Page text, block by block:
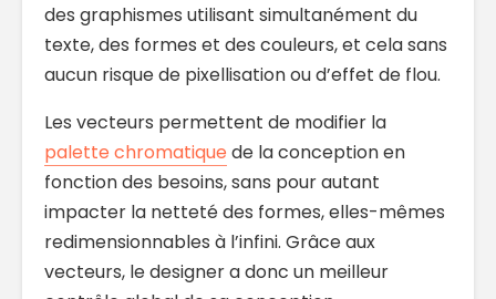
des graphismes utilisant simultanément du
texte, des formes et des couleurs, et cela sans
aucun risque de pixellisation ou d’effet de flou.
Les vecteurs permettent de modifier la
palette chromatique de la conception en
fonction des besoins, sans pour autant
impacter la netteté des formes, elles-mêmes
redimensionnables à l’infini. Grâce aux
vecteurs, le designer a donc un meilleur